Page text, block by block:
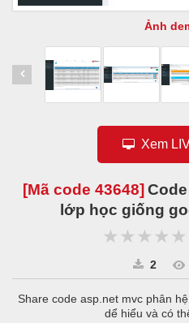
Ảnh
Xem
[Mã code 43648]
lớp học giống
★★★★★
★★★★★
★★★★★
2
Share code asp.net mvc phân
dể hiểu và có